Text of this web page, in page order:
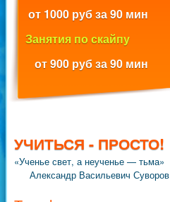
от 1000 руб за 90 мин
Занятия по скайпу
от 900 руб за 90 мин
УЧИТЬСЯ - ПРОСТО!
«Ученье свет, а неученье — тьма»
Александр Васильевич Суворов